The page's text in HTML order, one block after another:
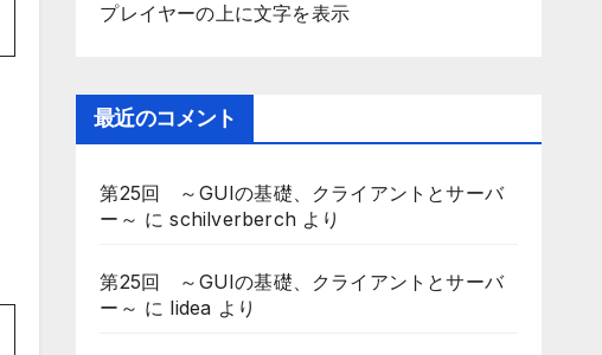
プレイヤーの上に文字を表示
最近のコメント
第25回 ～GUIの基礎、クライアントとサーバ
ー～ にschilverberchより
第25回 ～GUIの基礎、クライアントとサーバ
ー～ に lidea より